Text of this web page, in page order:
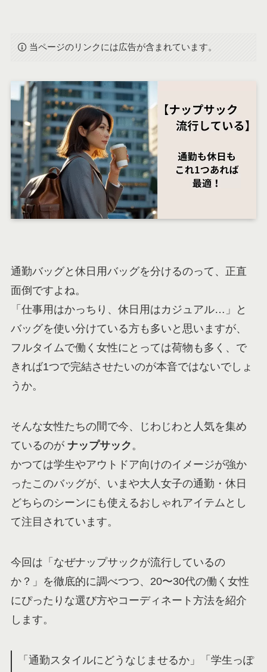
当ページのリンクには広告が含まれています。
通勤バッグと休日用バッグを分けるのって、正直
面倒ですよね。
「仕事用はかっちり、休日用はカジュアル…」と
バッグを使い分けている方も多いと思いますが、
フルタイムで働く女性にとっては荷物も多く、で
きれば1つで完結させたいのが本音ではないでしょ
うか。
そんな女性たちの間で今、じわじわと人気を集め
ているのが ナップサック 。
かつては学生やアウトドア向けのイメージが強か
ったこのバッグが、いまや大人女子の通勤・休日
どちらのシーンにも使えるおしゃれアイテムとし
て注目されています。
今回は「なぜナップサックが流行しているの
か？」を徹底的に調べつつ、20〜30代の働く女性
にぴったりな選び方やコーディネート方法を紹介
します。
「通勤スタイルにどうなじませるか」「学生っぽ